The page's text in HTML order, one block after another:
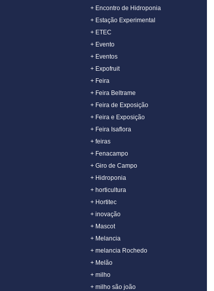
+ Encontro de Hidroponia
+ Estação Experimental
+ ETEC
+ Evento
+ Eventos
+ Expofruit
+ Feira
+ Feira Beltrame
+ Feira de Exposição
+ Feira e Exposição
+ Feira Isaflora
+ feiras
+ Fenacampo
+ Giro de Campo
+ Hidroponia
+ horticultura
+ Hortitec
+ inovação
+ Mascot
+ Melancia
+ melancia Rochedo
+ Melão
+ milho
+ milho são joão